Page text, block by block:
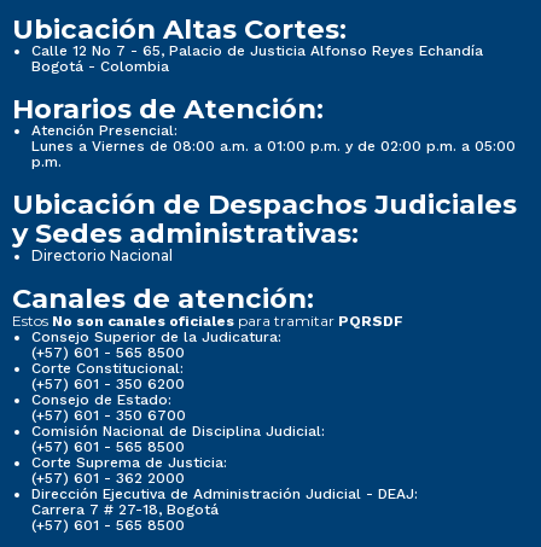
Ubicación Altas Cortes:
Calle 12 No 7 - 65, Palacio de Justicia Alfonso Reyes Echandía
Bogotá - Colombia
Horarios de Atención:
Atención Presencial:
Lunes a Viernes de 08:00 a.m. a 01:00 p.m. y de 02:00 p.m. a 05:00
p.m.
Ubicación de Despachos Judiciales
y Sedes administrativas:
Directorio Nacional
Canales de atención:
Estos No son canales oficiales para tramitar PQRSDF
Consejo Superior de la Judicatura:
(+57) 601 - 565 8500
Corte Constitucional:
(+57) 601 - 350 6200
Consejo de Estado:
(+57) 601 - 350 6700
Comisión Nacional de Disciplina Judicial:
(+57) 601 - 565 8500
Corte Suprema de Justicia:
(+57) 601 - 362 2000
Dirección Ejecutiva de Administración Judicial - DEAJ:
Carrera 7 # 27-18, Bogotá
(+57) 601 - 565 8500